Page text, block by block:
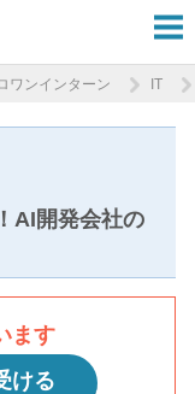
ワンインターン IT
AI開発会社の
ます
ける